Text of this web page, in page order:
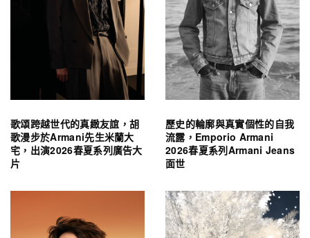
歌頌跨越世代的真緻友誼，胡
歌漫步於Armani先生米蘭大
宅，出演2026春夏系列廣告大
片
歷史的輪廓與真實個性的自我
流露，Emporio Armani
2026春夏系列Armani Jeans
面世